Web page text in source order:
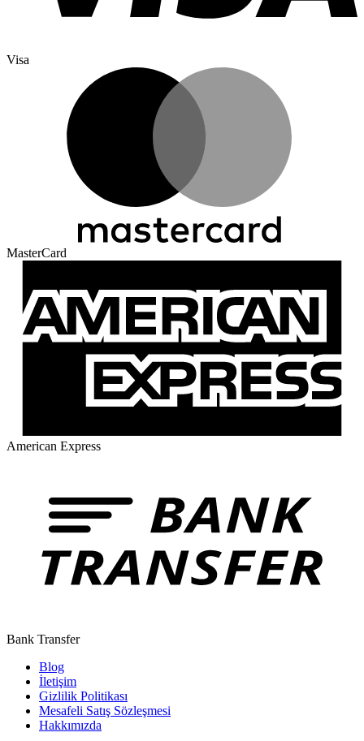
Visa
MasterCard
American Express
Bank Transfer
Blog
İletişim
Gizlilik Politikası
Mesafeli Satış Sözleşmesi
Hakkımızda